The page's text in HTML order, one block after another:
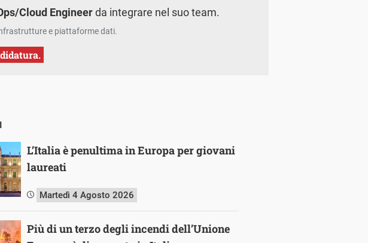
Cloud Engineerda integrare nel suo team.
e piattaforme dati.
L’Italia è penultima in Europa per giovani
laureati
Martedì 4 Agosto 2026
Più di un terzo degli incendi dell’Unione